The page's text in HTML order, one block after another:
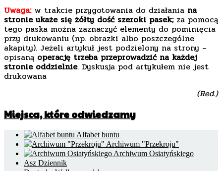
Uwaga:w trakcie przygotowania do działania na
stronie ukaże się żółty dość szeroki pasek;za pomocą
tego paska można zaznaczyć elementy do pominięcia
przy drukowaniu (np. obrazki albo poszczególne
akapity). Jeżeli artykuł jest podzielony na strony –
opisaną operację trzeba przeprowadzić na każdej
stronie oddzielnie. Dyskusja pod artykułem nie jest
drukowana
(Red.)
Miejsca, które odwiedzamy
Alfabet buntu
Archiwum "Przekroju"
Archiwum Osiatyńskiego
Asz Dziennik